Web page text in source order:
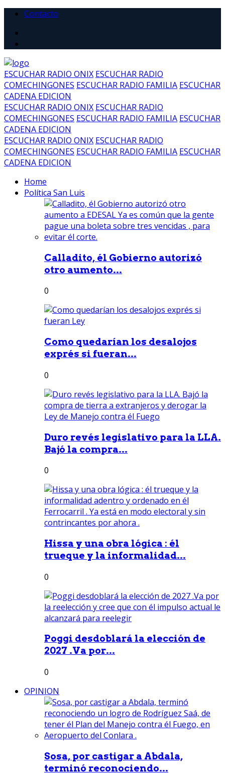
Contacto
ESCUCHAR RADIO ONIX ESCUCHAR RADIO
COMECHINGONES ESCUCHAR RADIO FAMILIA ESCUCHAR
CADENA EDICION
ESCUCHAR RADIO ONIX ESCUCHAR RADIO
COMECHINGONES ESCUCHAR RADIO FAMILIA ESCUCHAR
CADENA EDICION
ESCUCHAR RADIO ONIX ESCUCHAR RADIO
COMECHINGONES ESCUCHAR RADIO FAMILIA ESCUCHAR
CADENA EDICION
Home
Política San Luis
Calladito, él Gobierno autorizó
otro aumento...
0
Como quedarían los desalojos
exprés si fueran...
0
Duro revés legislativo para la LLA.
Bajó la compra...
0
Hissa y una obra lógica : él
trueque y la informalidad...
0
Poggi desdoblará la elección de
2027 .Va por...
0
OPINION
Sosa, por castigar a Abdala,
terminó reconociendo...